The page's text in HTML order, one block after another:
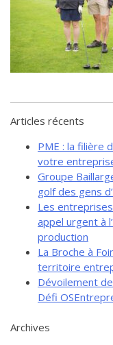
Articles récents
PME : la filière
votre
Groupe
golf des gens
Les
appel urgent à
production
La Broche à
territoire
Dévoilement
Défi
Archives